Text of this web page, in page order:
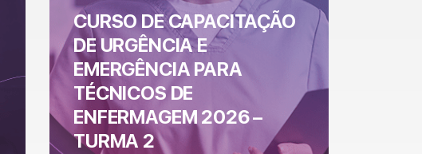
CURSO DE CAPACITAÇÃO
DE URGÊNCIA E
EMERGÊNCIA PARA
TÉCNICOS DE
ENFERMAGEM 2026 –
TURMA 2